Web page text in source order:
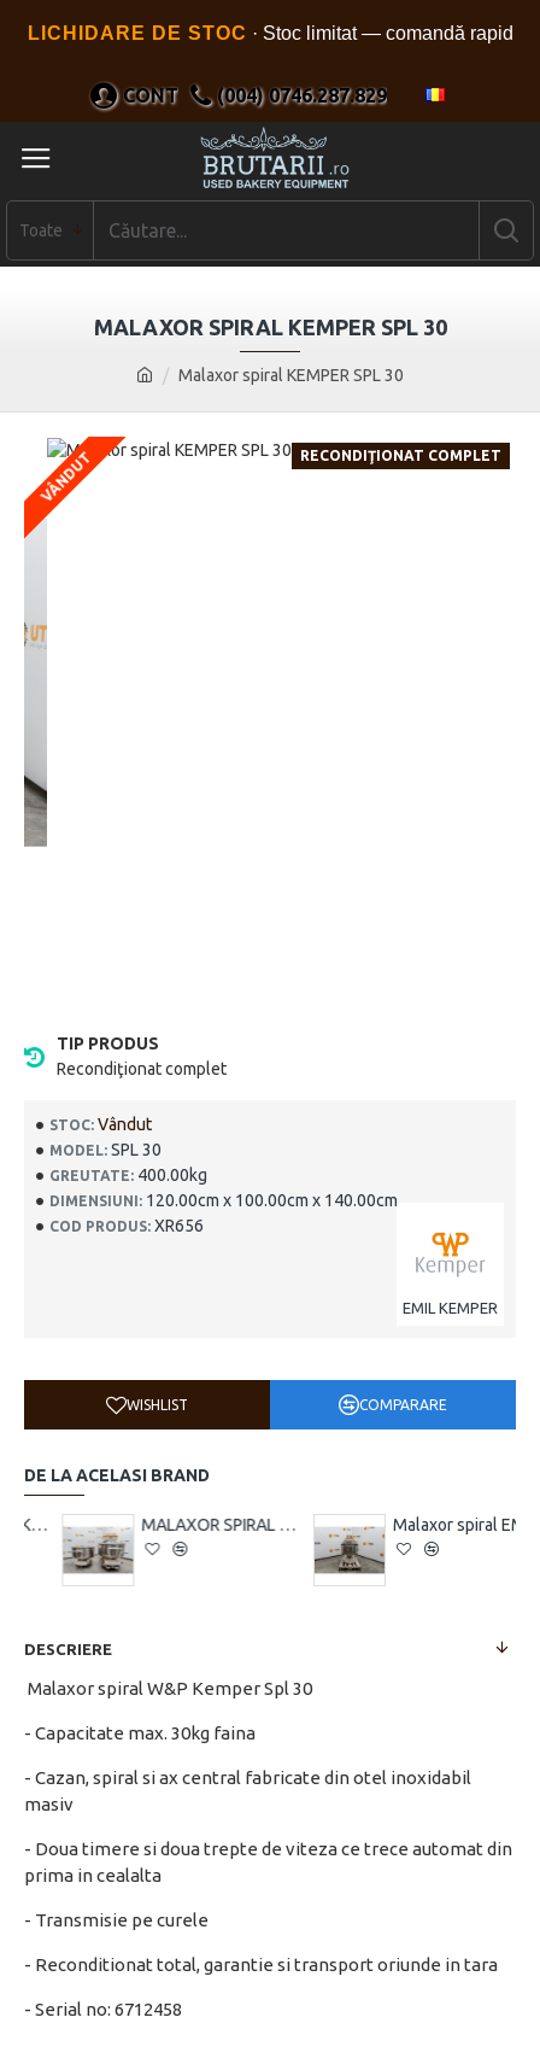
LICHIDARE DE STOC · Stoc limitat — comandă rapid
CONT (004) 0746.287.829
Toate
Malaxor spiral KEMPER SPL 30
MALAXOR SPIRAL KEMPER SPL 30
RECONDIŢIONAT COMPLET
VÂNDUT
TIP PRODUS
Recondiţionat complet
STOC: Vândut
MODEL: SPL 30
GREUTATE: 400.00kg
DIMENSIUNI: 120.00cm x 100.00cm x 140.00cm
COD PRODUS: XR656
EMIL KEMPER
WISHLIST COMPARARE
DE LA ACELASI BRAND
MALAXOR SPIRAL CU 2 CUVE EMIL KEMPER SPA 200 Malaxor spiral EMIL KEMPER SP 50 L
DESCRIERE
Malaxor spiral W&P Kemper Spl 30
- Capacitate max. 30kg faina
- Cazan, spiral si ax central fabricate din otel inoxidabil
masiv
- Doua timere si doua trepte de viteza ce trece automat din
prima in cealalta
- Transmisie pe curele
- Reconditionat total, garantie si transport oriunde in tara
- Serial no: 6712458